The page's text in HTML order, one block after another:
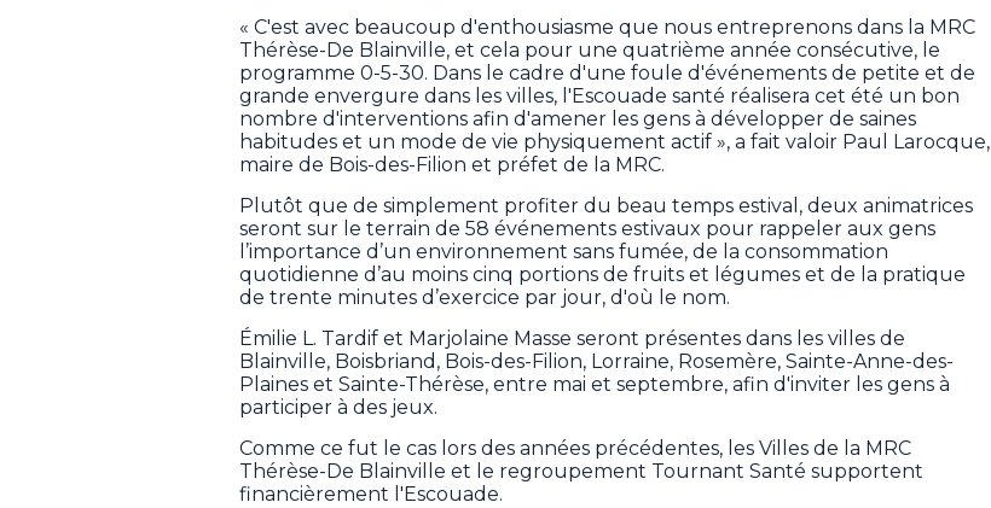
« C'est avec beaucoup d'enthousiasme que nous entreprenons dans la MRC
Thérèse-De Blainville, et cela pour une quatrième année consécutive, le
programme 0-5-30. Dans le cadre d'une foule d'événements de petite et de
grande envergure dans les villes, l'Escouade santé réalisera cet été un bon
nombre d'interventions afin d'amener les gens à développer de saines
habitudes et un mode de vie physiquement actif », a fait valoir Paul Larocque,
maire de Bois-des-Filion et préfet de la MRC.
Plutôt que de simplement profiter du beau temps estival, deux animatrices
seront sur le terrain de 58 événements estivaux pour rappeler aux gens
l’importance d’un environnement sans fumée, de la consommation
quotidienne d’au moins cinq portions de fruits et légumes et de la pratique
de trente minutes d’exercice par jour, d'où le nom.
Émilie L. Tardif et Marjolaine Masse seront présentes dans les villes de
Blainville, Boisbriand, Bois-des-Filion, Lorraine, Rosemère, Sainte-Anne-des-
Plaines et Sainte-Thérèse, entre mai et septembre, afin d'inviter les gens à
participer à des jeux.
Comme ce fut le cas lors des années précédentes, les Villes de la MRC
Thérèse-De Blainville et le regroupement Tournant Santé supportent
financièrement l'Escouade.